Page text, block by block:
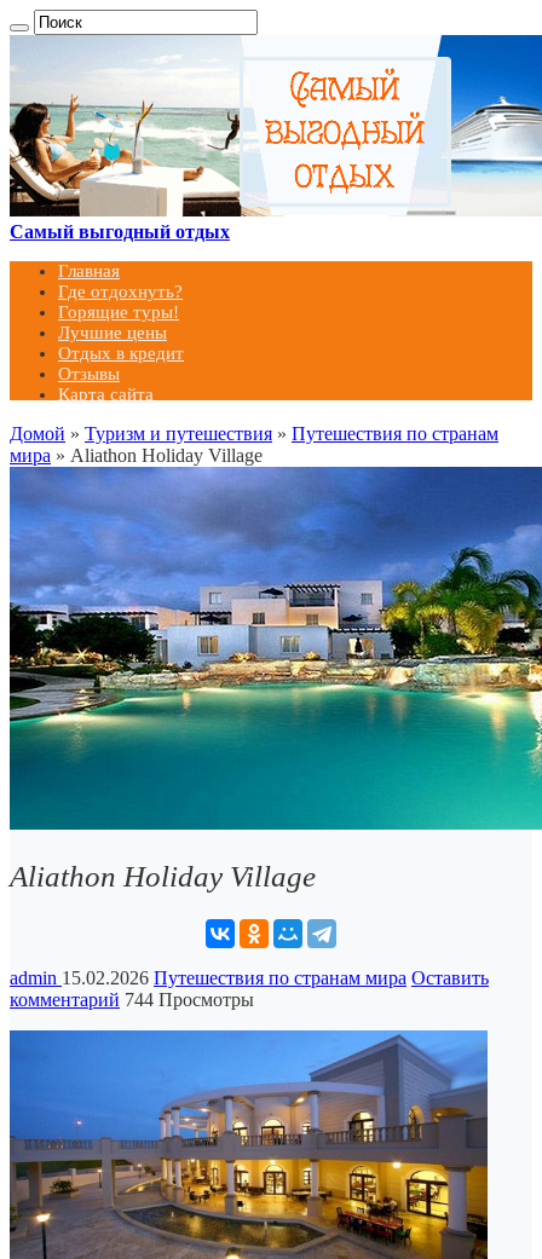
Самый выгодный отдых
Главная
Где отдохнуть?
Горящие туры!
Лучшие цены
Отдых в кредит
Отзывы
Карта сайта
Домой » Туризм и путешествия » Путешествия по странам
мира » Aliathon Holiday Village
Aliathon Holiday Village
admin 15.02.2026 Путешествия по странам мира Оставить
комментарий 744 Просмотры